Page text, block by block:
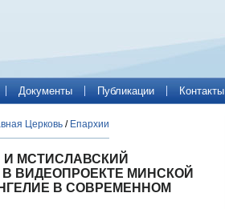
Документы Публикации Контакты
Церковь / Епархии
МСТИСЛАВСКИЙ
ВИДЕОПРОЕКТЕ МИНСКОЙ
В СОВРЕМЕННОМ